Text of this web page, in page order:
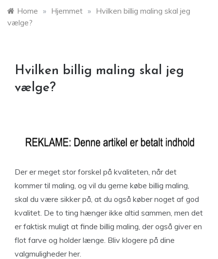
Home » Hjemmet » Hvilken billig maling skal jeg
vælge?
Hvilken billig maling skal jeg
vælge?
Der er meget stor forskel på kvaliteten, når det
kommer til maling, og vil du gerne købe billig maling,
skal du være sikker på, at du også køber noget af god
kvalitet. De to ting hænger ikke altid sammen, men det
er faktisk muligt at finde billig maling, der også giver en
flot farve og holder længe. Bliv klogere på dine
valgmuligheder her.